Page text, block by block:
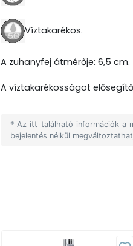
Víztakarékos.
A zuhanyfej átmérője: 6,5 cm.
A víztakarékosságot
* Az itt található információk a
bejelentés nélkül